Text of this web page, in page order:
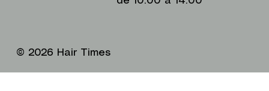
© 2026 Hair Times